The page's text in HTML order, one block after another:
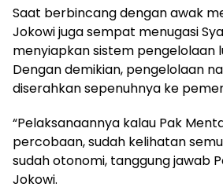
Saat berbincang dengan awak
Jokowi juga sempat menugasi
menyiapkan sistem pengelolaan
Dengan demikian, pengelolaan
diserahkan sepenuhnya ke
“Pelaksanaannya kalau Pak
percobaan, sudah kelihatan
sudah otonomi, tanggung jawab
Jokowi.